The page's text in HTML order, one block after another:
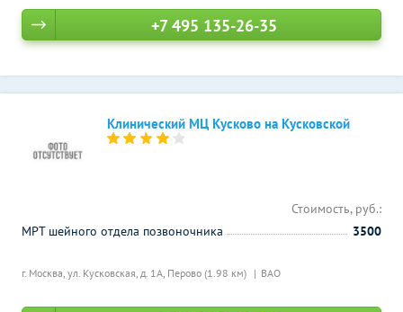
+7 495 135-26-35
Клинический МЦ Кусково на Кусковской
г. Москва, ул. Кусковская, д. 1А, Перово (1.98 км) ВАО
Стоимость, руб.:
МРТ шейного отдела позвоночника
3500